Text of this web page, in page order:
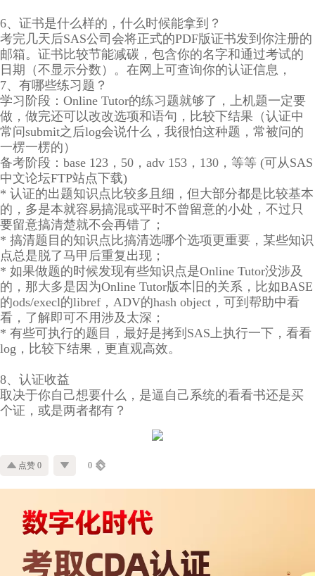
6、证书是什么样的，什么时候能拿到？
考完几天后SAS公司会将正式的PDF版证书发到你注册的
邮箱。证书比较节能减碳，包含你的名字和通过考试的
日期（不显示分数）。在网上可查询你的认证信息，
7、有哪些练习题？
学习阶段：Online Tutor的练习题就够了，上机题一定要
做，做完还可以改改选项和语句，比较下结果（认证中
常问submit之后log会说什么，我很怕这种题，常被问的
一楞一楞的）
备考阶段：base 123，50，adv 153，130，等等 (可从SAS
中文论坛FTP站点下载)
* 认证的出题知识点比较多且细，但大部分都是比较基本
的，多是本就容易搞混或平时不曾留意的小处，不过只
要留意搞清楚就不会再错了；
* 搞清题目的知识点比搞清选哪个选项更重要，某些知识
点总是脱了马甲后重复出现；
* 如果做题的时候发现有些知识点是Online Tutor没涉及
的，那大多是因为Online Tutor版本旧的关系，比如BASE
的ods/execl的libref，ADV的hash object，可到帮助中看
看，了解即可不用涉及太深；
* 有些可执行的题目，最好是拷到SAS上执行一下，看看
log，比较下结果，更直观高效。
8、认证收益
取决于你自己想要什么，是逼自己系统的看看书还是买
个证，或是两者都有？
点赞 0 0